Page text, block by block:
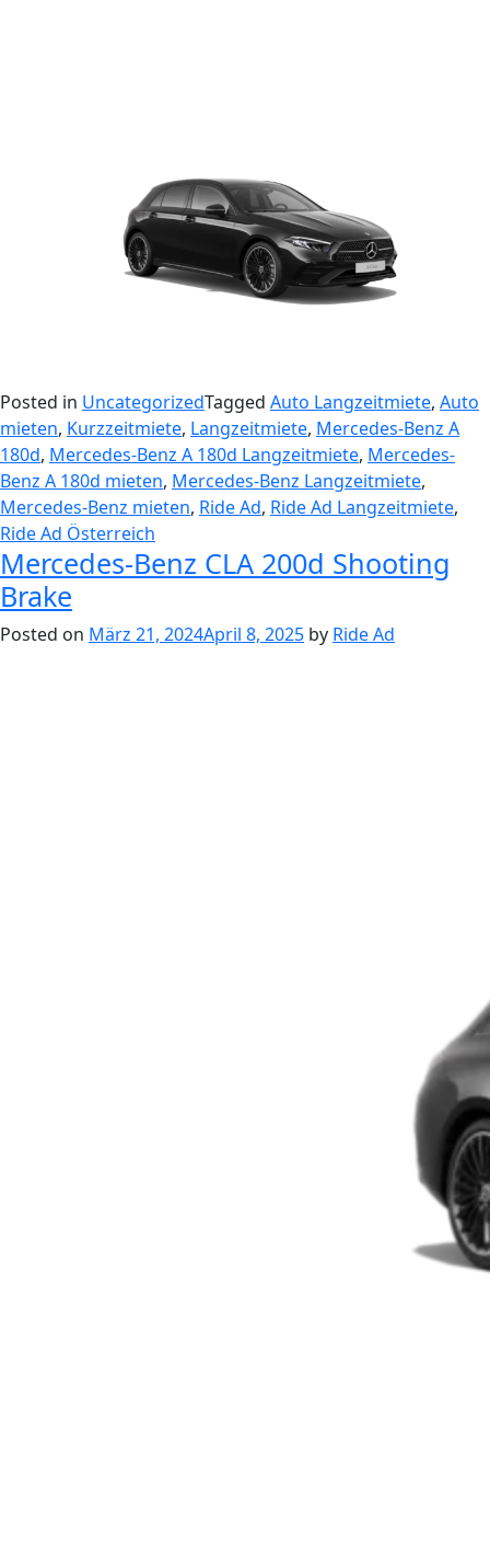
Posted in UncategorizedTagged Auto Langzeitmiete, Auto
mieten, Kurzzeitmiete, Langzeitmiete, Mercedes-Benz A
180d, Mercedes-Benz A 180d Langzeitmiete, Mercedes-
Benz A 180d mieten, Mercedes-Benz Langzeitmiete,
Mercedes-Benz mieten, Ride Ad, Ride Ad Langzeitmiete,
Ride Ad Österreich
Mercedes-Benz CLA 200d Shooting
Brake
Posted on März 21, 2024April 8, 2025 by Ride Ad